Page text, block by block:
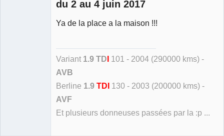
du 2 au 4 juin 2017
Ya de la place a la maison !!!
Variant 1.9 TD 101 - 2004 (290000 kms) -
AVB
Berline 1.9 TDI 130 - 2003 (200000 kms) -
AVF
Et plusieurs donneuses passées par la :p ...